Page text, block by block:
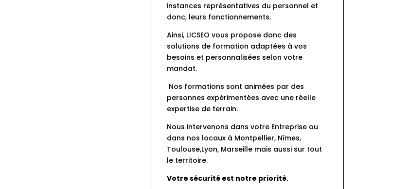
instances représentatives du personnel et
donc, leurs fonctionnements.
Ainsi, LICSEO vous propose donc des
solutions de formation adaptées à vos
besoins et personnalisées selon votre
mandat.
Nos formations sont animées par des
personnes expérimentées avec une réelle
expertise de terrain.
Nous intervenons dans votre Entreprise ou
dans nos locaux à Montpellier, Nîmes,
Toulouse,Lyon, Marseille mais aussi sur tout
le territoire.
Votre sécurité est notre priorité.